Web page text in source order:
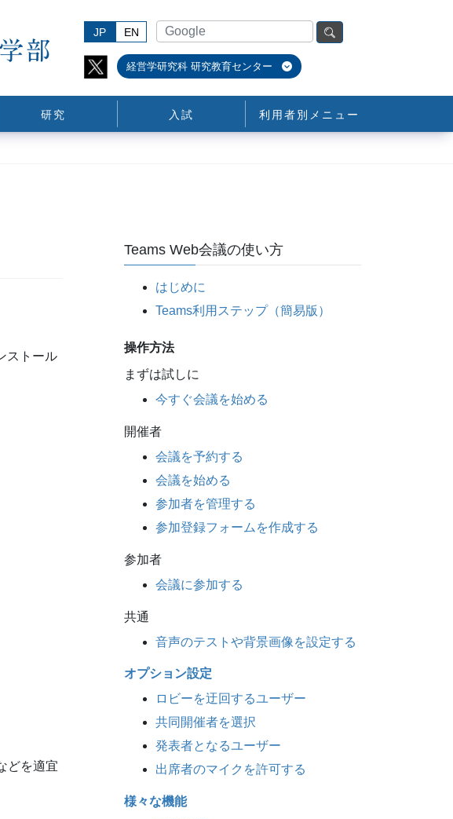
JP EN
経営学研究科 研究教育センター
研究 入試 利用者別メニュー
ストール
どを適宜
Teams Web会議の使い方
はじめに
Teams利用ステップ（簡易版）
操作方法
まずは試しに
今すぐ会議を始める
開催者
会議を予約する
会議を始める
参加者を管理する
参加登録フォームを作成する
参加者
会議に参加する
共通
音声のテストや背景画像を設定する
オプション設定
ロビーを迂回するユーザー
共同開催者を選択
発表者となるユーザー
出席者のマイクを許可する
様々な機能